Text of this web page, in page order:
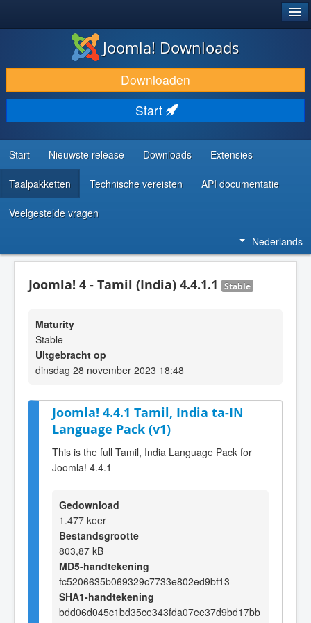
DOWNLOAD & BREID UIT
ONTDEK & LEER
COMMUNITY & ONDERSTEUNING
ONTWIKKELAARSBRONNEN
Joomla! Downloads
Downloaden
Start
Start Nieuwste release Downloads Extensies
Taalpakketten Technische vereisten API documentatie
Veelgestelde vragen
Nederlands
Joomla! 4 - Tamil (India) 4.4.1.1 Stable
Maturity
Stable
Uitgebracht op
dinsdag 28 november 2023 18:48
Joomla! 4.4.1 Tamil, India ta-IN
Language Pack (v1)
This is the full Tamil, India Language Pack for
Joomla! 4.4.1
Gedownload
1.477 keer
Bestandsgrootte
803,87 kB
MD5-handtekening
fc5206635b069329c7733e802ed9bf13
SHA1-handtekening
bdd06d045c1bd35ce343fda07ee37d9bd17bb